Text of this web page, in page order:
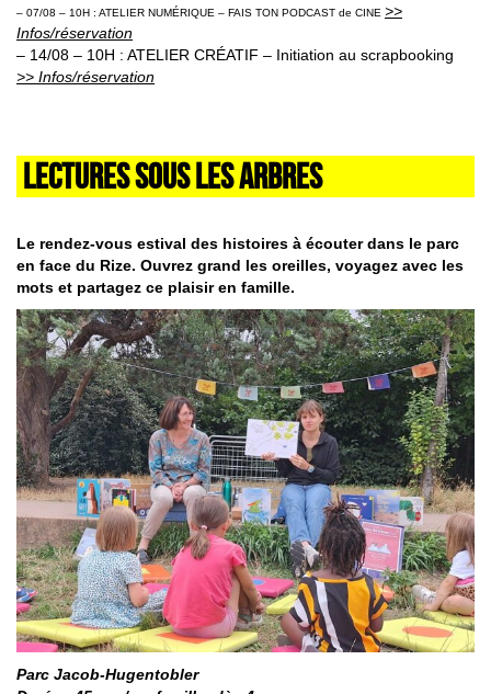
– 07/08 – 10H : ATELIER NUMÉRIQUE – FAIS TON PODCAST de CINE >>
Infos/réservation
– 14/08 – 10H : ATELIER CRÉATIF – Initiation au scrapbooking
>> Infos/réservation
LECTURES SOUS LES ARBRES
Le rendez-vous estival des histoires à écouter dans le parc
en face du Rize. Ouvrez grand les oreilles, voyagez avec les
mots et partagez ce plaisir en famille.
Parc Jacob-Hugentobler